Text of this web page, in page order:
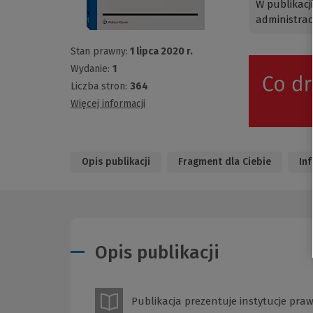
Stan prawny: 1 lipca 2020 r.
Wydanie: 1
Liczba stron: 364
Więcej informacji
W
Opis publikacji Fragment dla Ciebie
Opis publikacji
Publikacja prezentuje instytucje